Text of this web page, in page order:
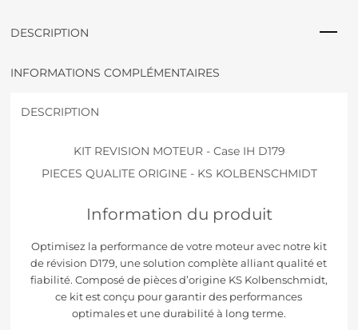
DESCRIPTION
INFORMATIONS COMPLÉMENTAIRES
DESCRIPTION
KIT REVISION MOTEUR - Case IH D179
PIECES QUALITE ORIGINE - KS KOLBENSCHMIDT
Information du produit
Optimisez la performance de votre moteur avec notre kit
de révision D179, une solution complète alliant qualité et
fiabilité. Composé de pièces d’origine KS Kolbenschmidt,
ce kit est conçu pour garantir des performances
optimales et une durabilité à long terme.